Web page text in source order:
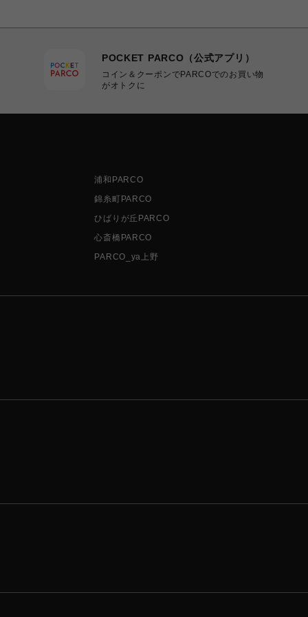
POCKET PARCO（公式アプリ）
コイン＆クーポンでPARCOでのお買い物
がオトクに
浦和PARCO
錦糸町PARCO
ひばりが丘PARCO
心斎橋PARCO
PARCO_ya上野